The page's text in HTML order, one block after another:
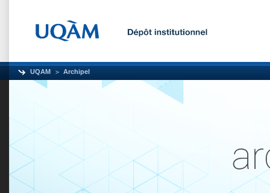
UQAM Archipel